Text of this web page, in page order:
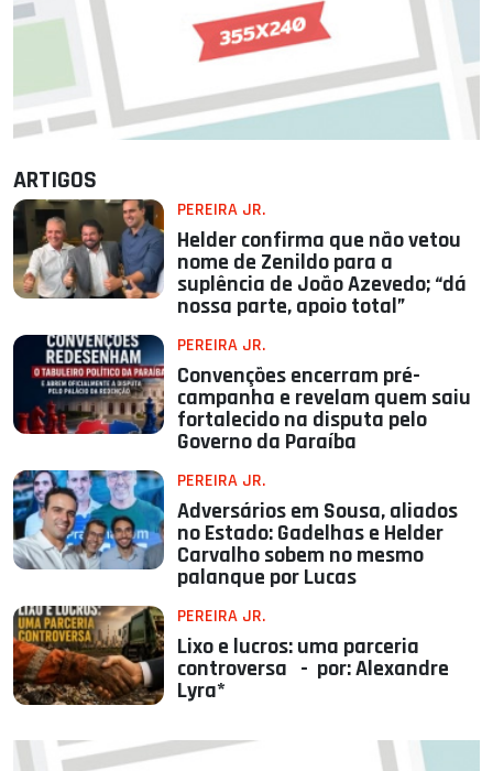
ARTIGOS
PEREIRA JR.
Helder confirma que não vetou
nome de Zenildo para a
suplência de João Azevedo; “dá
nossa parte, apoio total”
PEREIRA JR.
Convenções encerram pré-
campanha e revelam quem saiu
fortalecido na disputa pelo
Governo da Paraíba
PEREIRA JR.
Adversários em Sousa, aliados
no Estado: Gadelhas e Helder
Carvalho sobem no mesmo
palanque por Lucas
PEREIRA JR.
Lixo e lucros: uma parceria
controversa - por: Alexandre
Lyra*